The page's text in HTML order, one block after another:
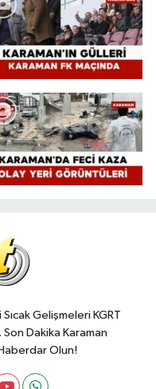
Gelişmeleri KGRT
Dakika Karaman
Olun!